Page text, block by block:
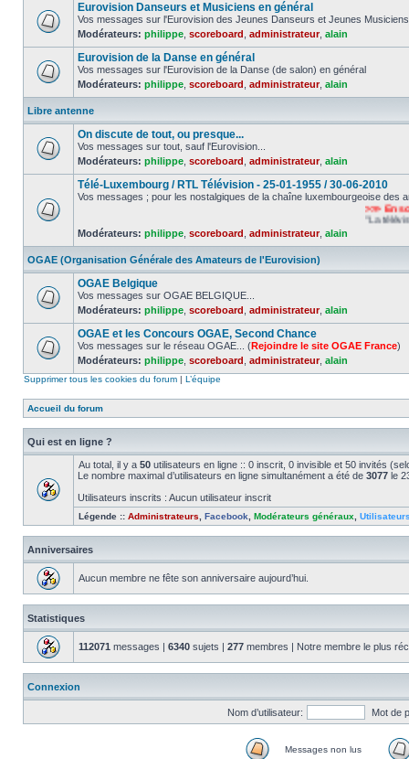
Eurovision Danseurs et Musiciens en général
Vos messages sur l'Eurovision des Jeunes Danseurs et Jeunes
Modérateurs: philippe scoreboard administrateur, alain
Eurovision de la Danse en général
Vos messages sur l'Eurovision de la Danse (de salon) en général
Modérateurs: philippe scoreboard administrateur, alain
Libre antenne
On discute de tout, ou presque...
Vos messages sur tout, sauf l'Eurovision...
Modérateurs: philippe scoreboard administrateur, alain
Télé-Luxembourg / RTL Télévision - 25-01-1955 / 30-06-2010
Vos messages ; pour les nostalgiques de la chaîne luxembourgeoise des
>>> En
"La
Modérateurs: philippe scoreboard administrateur, alain
OGAE (Organisation Générale des Amateurs de l'Eurovision)
OGAE Belgique
Vos messages sur OGAE BELGIQUE...
Modérateurs: philippe scoreboard administrateur, alain
OGAE et les Concours OGAE, Second Chance
Vos messages sur le réseau OGAE... (Rejoindre le site OGAE France)
Modérateurs: philippe scoreboard administrateur, alain
Supprimer tous les cookies du forum | L’équipe
Accueil du forum
Qui est en ligne ?
Au total, il y a 50 utilisateurs en ligne :: 0 inscrit, 0 invisible et 50 invités
Le nombre maximal d’utilisateurs en ligne simultanément a été de 3077 le
Utilisateurs inscrits : Aucun utilisateur inscrit
Légende :: Administrateurs Facebook Modérateurs généraux
Anniversaires
Aucun membre ne fête son anniversaire aujourd’hui.
Statistiques
112071 messages | 6340 sujets | 277 membres | Notre membre le plus
Connexion
Nom d’utilisateur: Mot de
Messages non lus